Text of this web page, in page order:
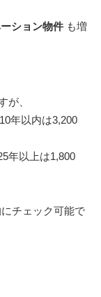
ション物件 も増
が、
年以内は3,200
年以上は1,800
チェック可能で